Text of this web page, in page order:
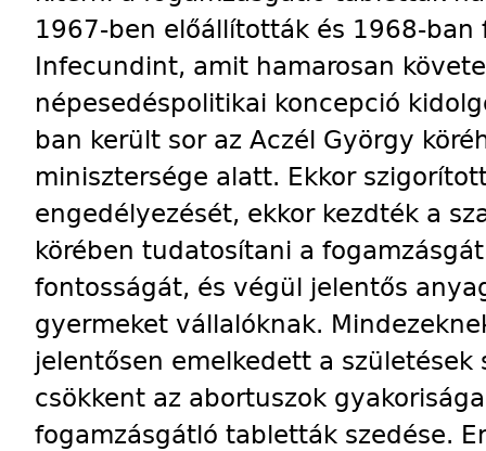
1967-ben előállították és 1968-ban
Infecundint, amit hamarosan
népesedéspolitikai koncepció
ban került sor az Aczél György
minisztersége alatt. Ekkor
engedélyezését, ekkor kezdték a
körében tudatosítani a
fontosságát, és végül jelentős
gyermeket vállalóknak.
jelentősen emelkedett a születések
csökkent az abortuszok
fogamzásgátló tabletták szedése.